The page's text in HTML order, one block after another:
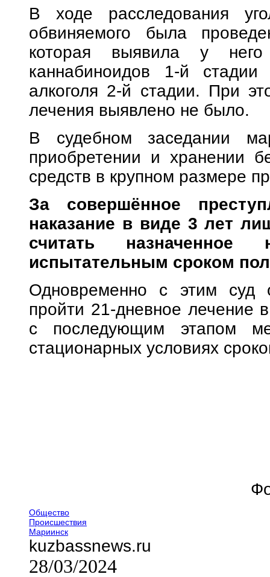
В ходе расследования
обвиняемого была
которая выявила у
каннабиноидов 1-й
алкоголя 2-й стадии. При
лечения выявлено не было.
В судебном заседании
приобретении и хранении
средств в крупном размере
За совершённое
наказание в виде 3 лет
считать
испытательным сроком
Одновременно с этим суд
пройти 21-дневное лечение
с последующим этапом
стационарных условиях
Общество
Происшествия
Мариинск
kuzbassnews.ru
28/03/2024